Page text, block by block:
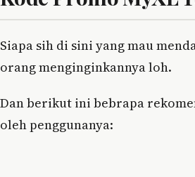
Siapa sih di sini yang mau
orang menginginkannya loh.
Dan berikut ini bebrapa
oleh penggunanya: